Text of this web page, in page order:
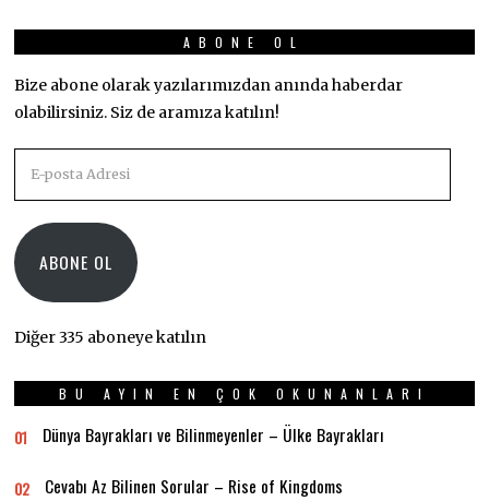
ABONE OL
Bize abone olarak yazılarımızdan anında haberdar
olabilirsiniz. Siz de aramıza katılın!
posta
ABONE OL
Diğer 335 aboneye katılın
BU AYIN EN ÇOK OKUNANLARI
01 Dünya Bayrakları ve Bilinmeyenler – Ülke Bayrakları
02 Cevabı Az Bilinen Sorular – Rise of Kingdoms